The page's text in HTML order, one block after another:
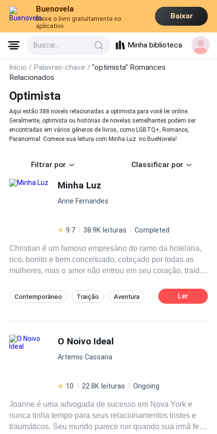
Buenovela
Baixe o livro gratuitamente no
aplicativo
Baixar
Buscar... Minha biblioteca
Inicio / Palavras-chave /"optimista" Romances
Relacionados
Optimista
Aqui estão 388 novels relacionadas a optimista para você ler online.
Geralmente, optimista ou histórias de novelas semelhantes podem ser
encontradas em vários gêneros de livros, como LGBTQ+, Romance,
Paranormal. Comece sua leitura com Minha Luz no BueNovela!
Filtrar por Classificar por
Minha Luz
Anne Fernandes
9.7 38.9K leituras Completed
Christian é um famoso empresário do ramo da hotelaria,
rico, bonito e bem conceituado, cobiçado por todas as
mulheres, mas o amor não entrou em seu coração, traído
perde a sua visão, se isolando de todos que o
rodeia.Isabel, uma jovem médica, simples, bonita,
encontro, um toque e o nascimento de um amor
Contemporâneo Traição Aventura
Independente Médico/Médica
Ler
O Noivo Ideal
Artemis Cassana
10 22.8K leituras Ongoing
Joanne é uma advogada de sucesso em Nova York e
nunca tinha tempo para seus relacionamentos tristes e
traumáticos. Seu mundo parece ruir quando sua irmã fere